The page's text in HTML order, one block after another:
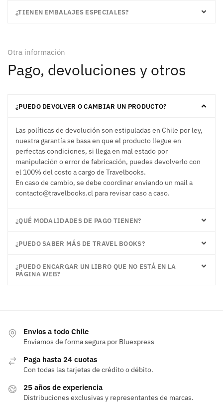
¿TIENEN EMBALAJES ESPECIALES?
Otra información
Pago, devoluciones y otros
¿PUEDO DEVOLVER O CAMBIAR UN PRODUCTO?
Las políticas de devolución son estipuladas en Chile por ley,
nuestra garantía se basa en que el producto llegue en
perfectas condiciones, si llega en mal estado por
manipulación o error de fabricación, puedes devolverlo con
el 100% del costo a cargo de Travelbooks.
En caso de cambio, se debe coordinar enviando un mail a
contacto@travelbooks.cl para revisar caso a caso.
¿QUÉ MODALIDADES DE PAGO TIENEN?
¿PUEDO SABER MÁS DE TRAVEL BOOKS?
¿PUEDO ENCARGAR UN LIBRO QUE NO ESTÁ EN LA
PÁGINA WEB?
Envios a todo Chile
Enviamos de forma segura por Bluexpress
Paga hasta 24 cuotas
Con todas las tarjetas de crédito o débito.
25 años de experiencia
Distribuciones exclusivas y representantes de marcas.